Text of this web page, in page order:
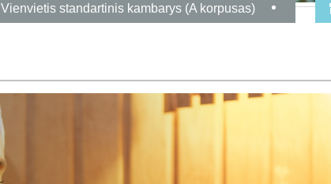
Vienvietis standartinis kambarys (A korpusas)